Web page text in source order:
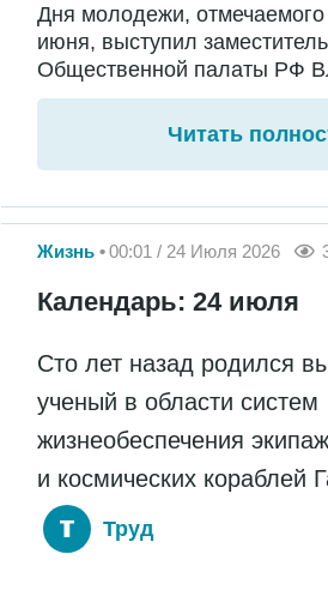
Дня молодежи,
июня, выступил
Общественной палаты РФ
Читать
Жизнь 00:01 / 24 Июля 2026
Календарь: 24 июля
Сто лет назад родился
ученый в области систем
жизнеобеспечения
и космических кораблей
Труд